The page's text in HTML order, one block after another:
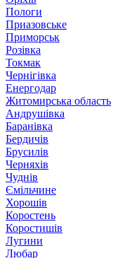
Пологи
Приазовське
Приморськ
Розівка
Токмак
Чернігівка
Енергодар
Житомирська область
Андрушівка
Баранівка
Бердичів
Брусилів
Черняхів
Чуднів
Ємільчине
Хорошів
Коростень
Коростишів
Лугини
Любар